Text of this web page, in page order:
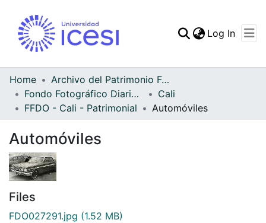
Statistics
Log In
Home
Archivo del Patrimonio Fotográfico y Fílmico del Valle del Cauca
Fondo Fotográfico Diario Occidente
Cali
FFDO - Cali - Patrimonial
Automóviles
Automóviles
Files
FDO027291.jpg (1.52 MB)